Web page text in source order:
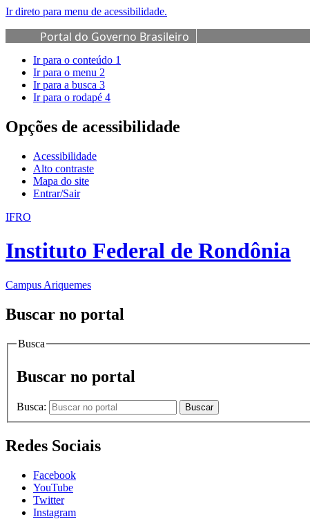
Ir direto para menu de acessibilidade.
Portal do Governo Brasileiro
Ir para o conteúdo 1
Ir para o menu 2
Ir para a busca 3
Ir para o rodapé 4
Opções de acessibilidade
Acessibilidade
Alto contraste
Mapa do site
Entrar/Sair
IFRO
Instituto Federal de Rondônia
Campus Ariquemes
Buscar no portal
Busca
Buscar no portal
Busca: Buscar
Redes Sociais
Facebook
YouTube
Twitter
Instagram